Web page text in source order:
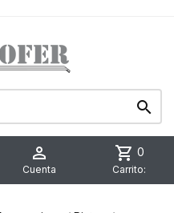


Cuenta
shopping_cart 0
Carrito: